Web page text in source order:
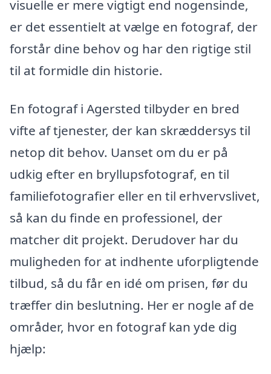
visuelle er mere vigtigt end nogensinde,
er det essentielt at vælge en fotograf, der
forstår dine behov og har den rigtige stil
til at formidle din historie.
En fotograf i Agersted tilbyder en bred
vifte af tjenester, der kan skræddersys til
netop dit behov. Uanset om du er på
udkig efter en bryllupsfotograf, en til
familiefotografier eller en til erhvervslivet,
så kan du finde en professionel, der
matcher dit projekt. Derudover har du
muligheden for at indhente uforpligtende
tilbud, så du får en idé om prisen, før du
træffer din beslutning. Her er nogle af de
områder, hvor en fotograf kan yde dig
hjælp: